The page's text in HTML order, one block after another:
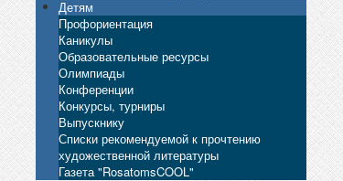
Детям
Профориентация
Каникулы
Образовательные ресурсы
Олимпиады
Конференции
Конкурсы, турниры
Выпускнику
Списки рекомендуемой к прочтению
художественной литературы
Газета "RosatomsCOOL"